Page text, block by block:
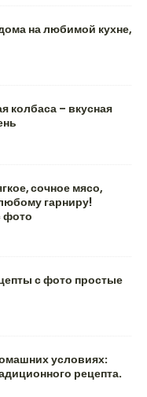
на любимой кухне,
колбаса – вкусная
сочное мясо,
гарниру!
фото
с фото простые
условиях:
рецепта.